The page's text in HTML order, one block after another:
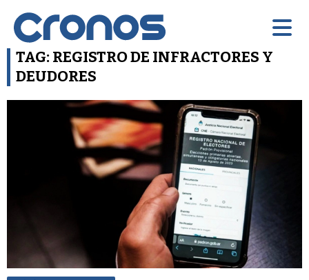
TAG: REGISTRO DE INFRACTORES Y
DEUDORES